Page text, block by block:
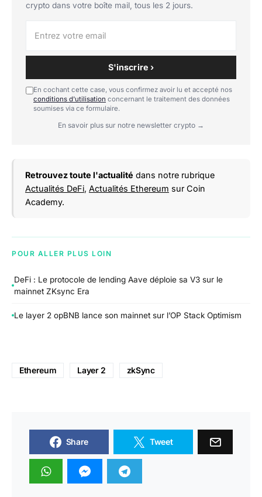
crypto dans votre boîte mail, tous les 2 jours.
S'inscrire ›
En cochant cette case, vous confirmez avoir lu et accepté nos
conditions d'utilisation concernant le traitement des données
soumises via ce formulaire.
En savoir plus sur notre newsletter crypto →
Retrouvez toute l'actualité dans notre rubrique
Actualités DeFi, Actualités Ethereum sur Coin
Academy.
POUR ALLER PLUS LOIN
DeFi : Le protocole de lending Aave déploie sa V3 sur le
mainnet ZKsync Era
Le layer 2 opBNB lance son mainnet sur l’OP Stack Optimism
Ethereum Layer 2 zkSync
Share Tweet